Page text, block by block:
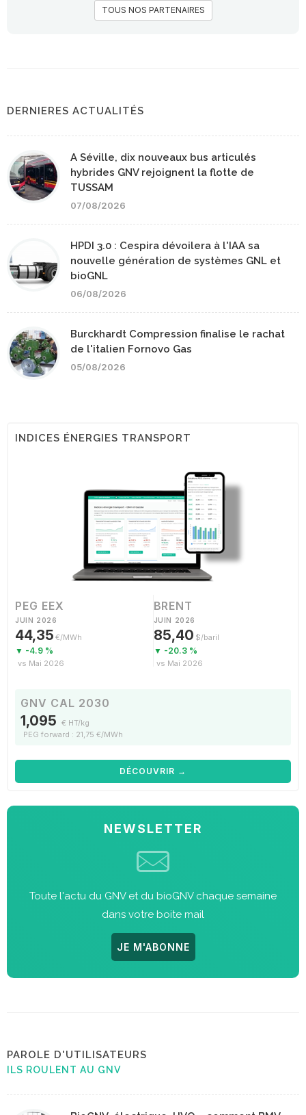
TOUS NOS PARTENAIRES
DERNIERES ACTUALITÉS
A Séville, dix nouveaux bus articulés
hybrides GNV rejoignent la flotte de
TUSSAM
07/08/2026
HPDI 3.0 : Cespira dévoilera à l'IAA sa
nouvelle génération de systèmes GNL et
bioGNL
06/08/2026
Burckhardt Compression finalise le rachat
de l'italien Fornovo Gas
05/08/2026
INDICES ÉNERGIES TRANSPORT
PEG EEX
JUIN 2026
44,35 €/MWh
▼ -4.9 %
vs Mai 2026
BRENT
JUIN 2026
85,40 $/baril
▼ -20.3 %
vs Mai 2026
GNV CAL 2030
1,095 € HT/kg
PEG forward : 21,75 €/MWh
DÉCOUVRIR →
NEWSLETTER
Toute l'actu du GNV et du bioGNV chaque semaine
dans votre boite mail
JE M'ABONNE
PAROLE D'UTILISATEURS
ILS ROULENT AU GNV